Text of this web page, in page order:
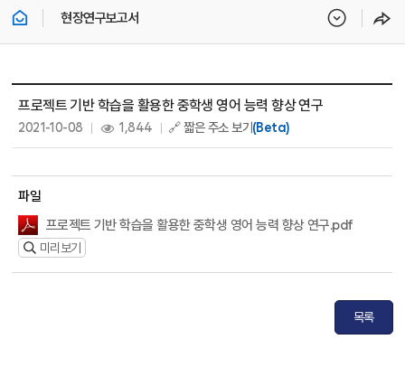
현장연구보고서
프로젝트 기반 학습을 활용한 중학생 영어 능력 향상 연구
2021-10-08 1,844 🔗 짧은 주소 보기(Beta)
파일
프로젝트 기반 학습을 활용한 중학생 영어 능력 향상 연구.pdf
미리보기
목록